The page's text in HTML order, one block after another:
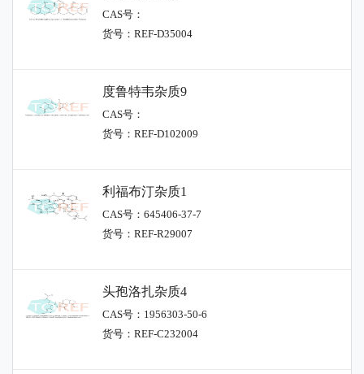
CAS号：
货号：REF-D35004
度鲁特韦杂质9
CAS号：
货号：REF-D102009
利福布汀杂质1
CAS号：645406-37-7
货号：REF-R29007
头孢洛扎杂质4
CAS号：1956303-50-6
货号：REF-C232004